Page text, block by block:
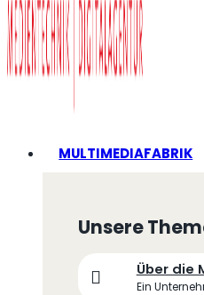
MULTIMEDIAFABRIK
Unsere
Über die
Ein